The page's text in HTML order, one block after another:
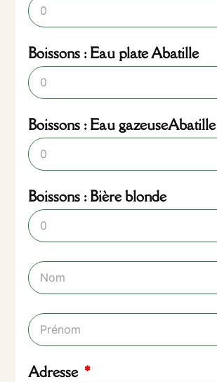
Boissons : Eau plate Abatille
Boissons : Eau gazeuseAbatille
Boissons : Bière blonde
Adresse